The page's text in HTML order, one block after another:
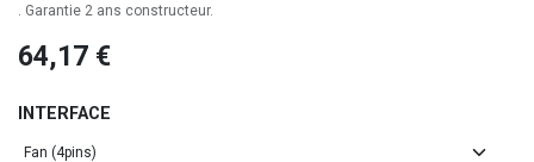
. Garantie 2 ans constructeur.
64,17 €
INTERFACE